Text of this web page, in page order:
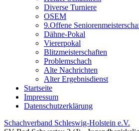
Diverse Turniere
OSEM
9.Offene
Dähne-Pokal
Viererpokal
Blitzmeisterschaften
Problemschach
Alte Nachrichten
Alter Ergebnisdienst
Startseite
Impressum
Datenschutzerklärung
Schachverband Schleswig-Holstein e.V.